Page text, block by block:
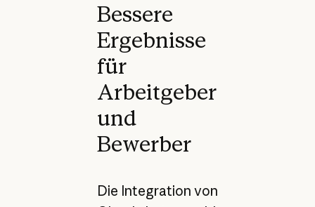
Bessere
Ergebnisse
für
Arbeitgeber
und
Bewerber
Die Integration von